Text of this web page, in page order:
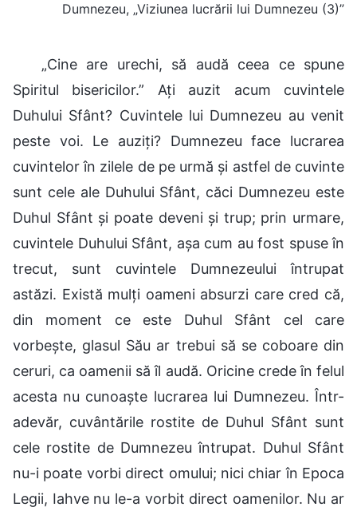
Dumnezeu, „Viziunea lucrării lui Dumnezeu (3)”
„Cine are urechi, să audă ceea ce spune
Spiritul bisericilor.” Ați auzit acum cuvintele
Duhului Sfânt? Cuvintele lui Dumnezeu au venit
peste voi. Le auziți? Dumnezeu face lucrarea
cuvintelor în zilele de pe urmă și astfel de cuvinte
sunt cele ale Duhului Sfânt, căci Dumnezeu este
Duhul Sfânt și poate deveni și trup; prin urmare,
cuvintele Duhului Sfânt, așa cum au fost spuse în
trecut, sunt cuvintele Dumnezeului întrupat
astăzi. Există mulți oameni absurzi care cred că,
din moment ce este Duhul Sfânt cel care
vorbește, glasul Său ar trebui să se coboare din
ceruri, ca oamenii să îl audă. Oricine crede în felul
acesta nu cunoaște lucrarea lui Dumnezeu. Într-
adevăr, cuvântările rostite de Duhul Sfânt sunt
cele rostite de Dumnezeu întrupat. Duhul Sfânt
nu-i poate vorbi direct omului; nici chiar în Epoca
Legii, Iahve nu le-a vorbit direct oamenilor. Nu ar